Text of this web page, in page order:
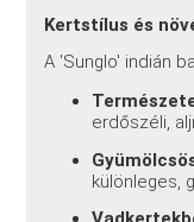
Kertstílus és
A 'Sunglo' indián
erdőszéli,
különleges,